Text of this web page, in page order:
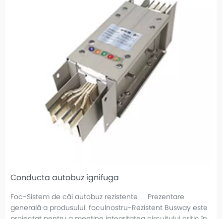
Conducta autobuz ignifuga
Foc-Sistem de căi autobuz rezistente Prezentare
generală a produsului: foculnostru-Rezistent Busway este